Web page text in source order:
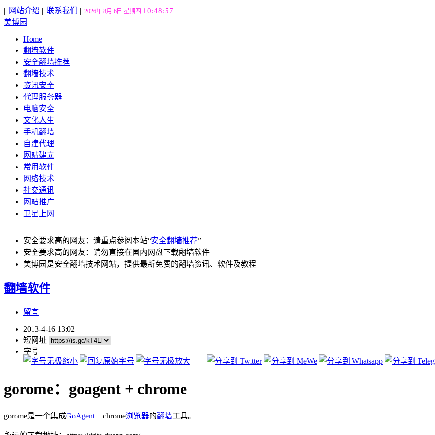
|| 网站介绍 || 联系我们 || 2026年 8月 6日 星期四 10:48:58
美博园
Home
翻墙软件
安全翻墙推荐
翻墙技术
资讯安全
代理服务器
电脑安全
文化人生
手机翻墙
自建代理
网站建立
常用软件
网络技术
社交通讯
网站推广
卫星上网
安全要求高的网友：请重点参阅本站“安全翻墙推荐”
安全要求高的网友：请勿直接在国内网盘下载翻墙软件
美博园是安全翻墙技术网站，提供最新免费的翻墙资讯、软件及教程
翻墙软件
留言
2013-4-16 13:02
短网址
字号
gorome：goagent + chrome
gorome是一个集成GoAgent + chrome浏览器的翻墙工具。